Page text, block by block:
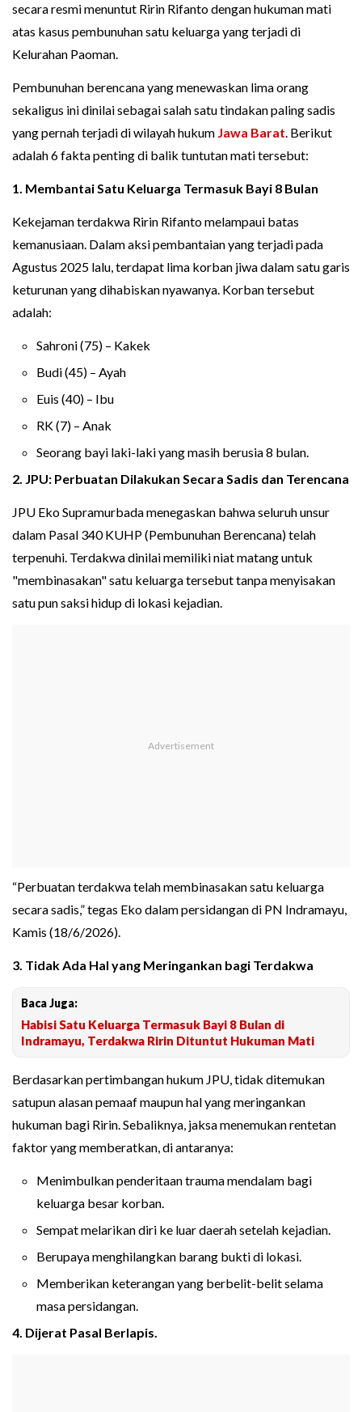
secara resmi menuntut Ririn Rifanto dengan hukuman mati
atas kasus pembunuhan satu keluarga yang terjadi di
Kelurahan Paoman.
Pembunuhan berencana yang menewaskan lima orang
sekaligus ini dinilai sebagai salah satu tindakan paling sadis
yang pernah terjadi di wilayah hukum Jawa Barat. Berikut
adalah 6 fakta penting di balik tuntutan mati tersebut:
1. Membantai Satu Keluarga Termasuk Bayi 8 Bulan
Kekejaman terdakwa Ririn Rifanto melampaui batas
kemanusiaan. Dalam aksi pembantaian yang terjadi pada
Agustus 2025 lalu, terdapat lima korban jiwa dalam satu garis
keturunan yang dihabiskan nyawanya. Korban tersebut
adalah:
Sahroni (75) – Kakek
Budi (45) – Ayah
Euis (40) – Ibu
RK (7) – Anak
Seorang bayi laki-laki yang masih berusia 8 bulan.
2. JPU: Perbuatan Dilakukan Secara Sadis dan Terencana
JPU Eko Supramurbada menegaskan bahwa seluruh unsur
dalam Pasal 340 KUHP (Pembunuhan Berencana) telah
terpenuhi. Terdakwa dinilai memiliki niat matang untuk
"membinasakan" satu keluarga tersebut tanpa menyisakan
satu pun saksi hidup di lokasi kejadian.
“Perbuatan terdakwa telah membinasakan satu keluarga
secara sadis,” tegas Eko dalam persidangan di PN Indramayu,
Kamis (18/6/2026).
3. Tidak Ada Hal yang Meringankan bagi Terdakwa
Baca Juga:
Habisi Satu Keluarga Termasuk Bayi 8 Bulan di
Indramayu, Terdakwa Ririn Dituntut Hukuman Mati
Berdasarkan pertimbangan hukum JPU, tidak ditemukan
satupun alasan pemaaf maupun hal yang meringankan
hukuman bagi Ririn. Sebaliknya, jaksa menemukan rentetan
faktor yang memberatkan, di antaranya:
Menimbulkan penderitaan trauma mendalam bagi
keluarga besar korban.
Sempat melarikan diri ke luar daerah setelah kejadian.
Berupaya menghilangkan barang bukti di lokasi.
Memberikan keterangan yang berbelit-belit selama
masa persidangan.
4. Dijerat Pasal Berlapis.